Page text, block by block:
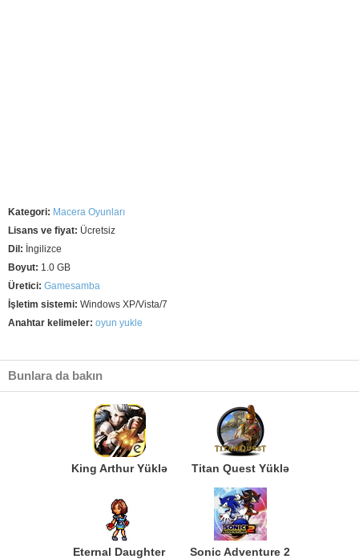
Kategori: Macera Oyunları
Lisans ve fiyat: Ücretsiz
Dil: İngilizce
Boyut: 1.0 GB
Üretici: Gamesamba
İşletim sistemi: Windows XP/Vista/7
Anahtar kelimeler: oyun yukle
Bunlara da bakın
King Arthur Yüklə Titan Quest Yüklə
Eternal Daughter
Sonic Adventure 2